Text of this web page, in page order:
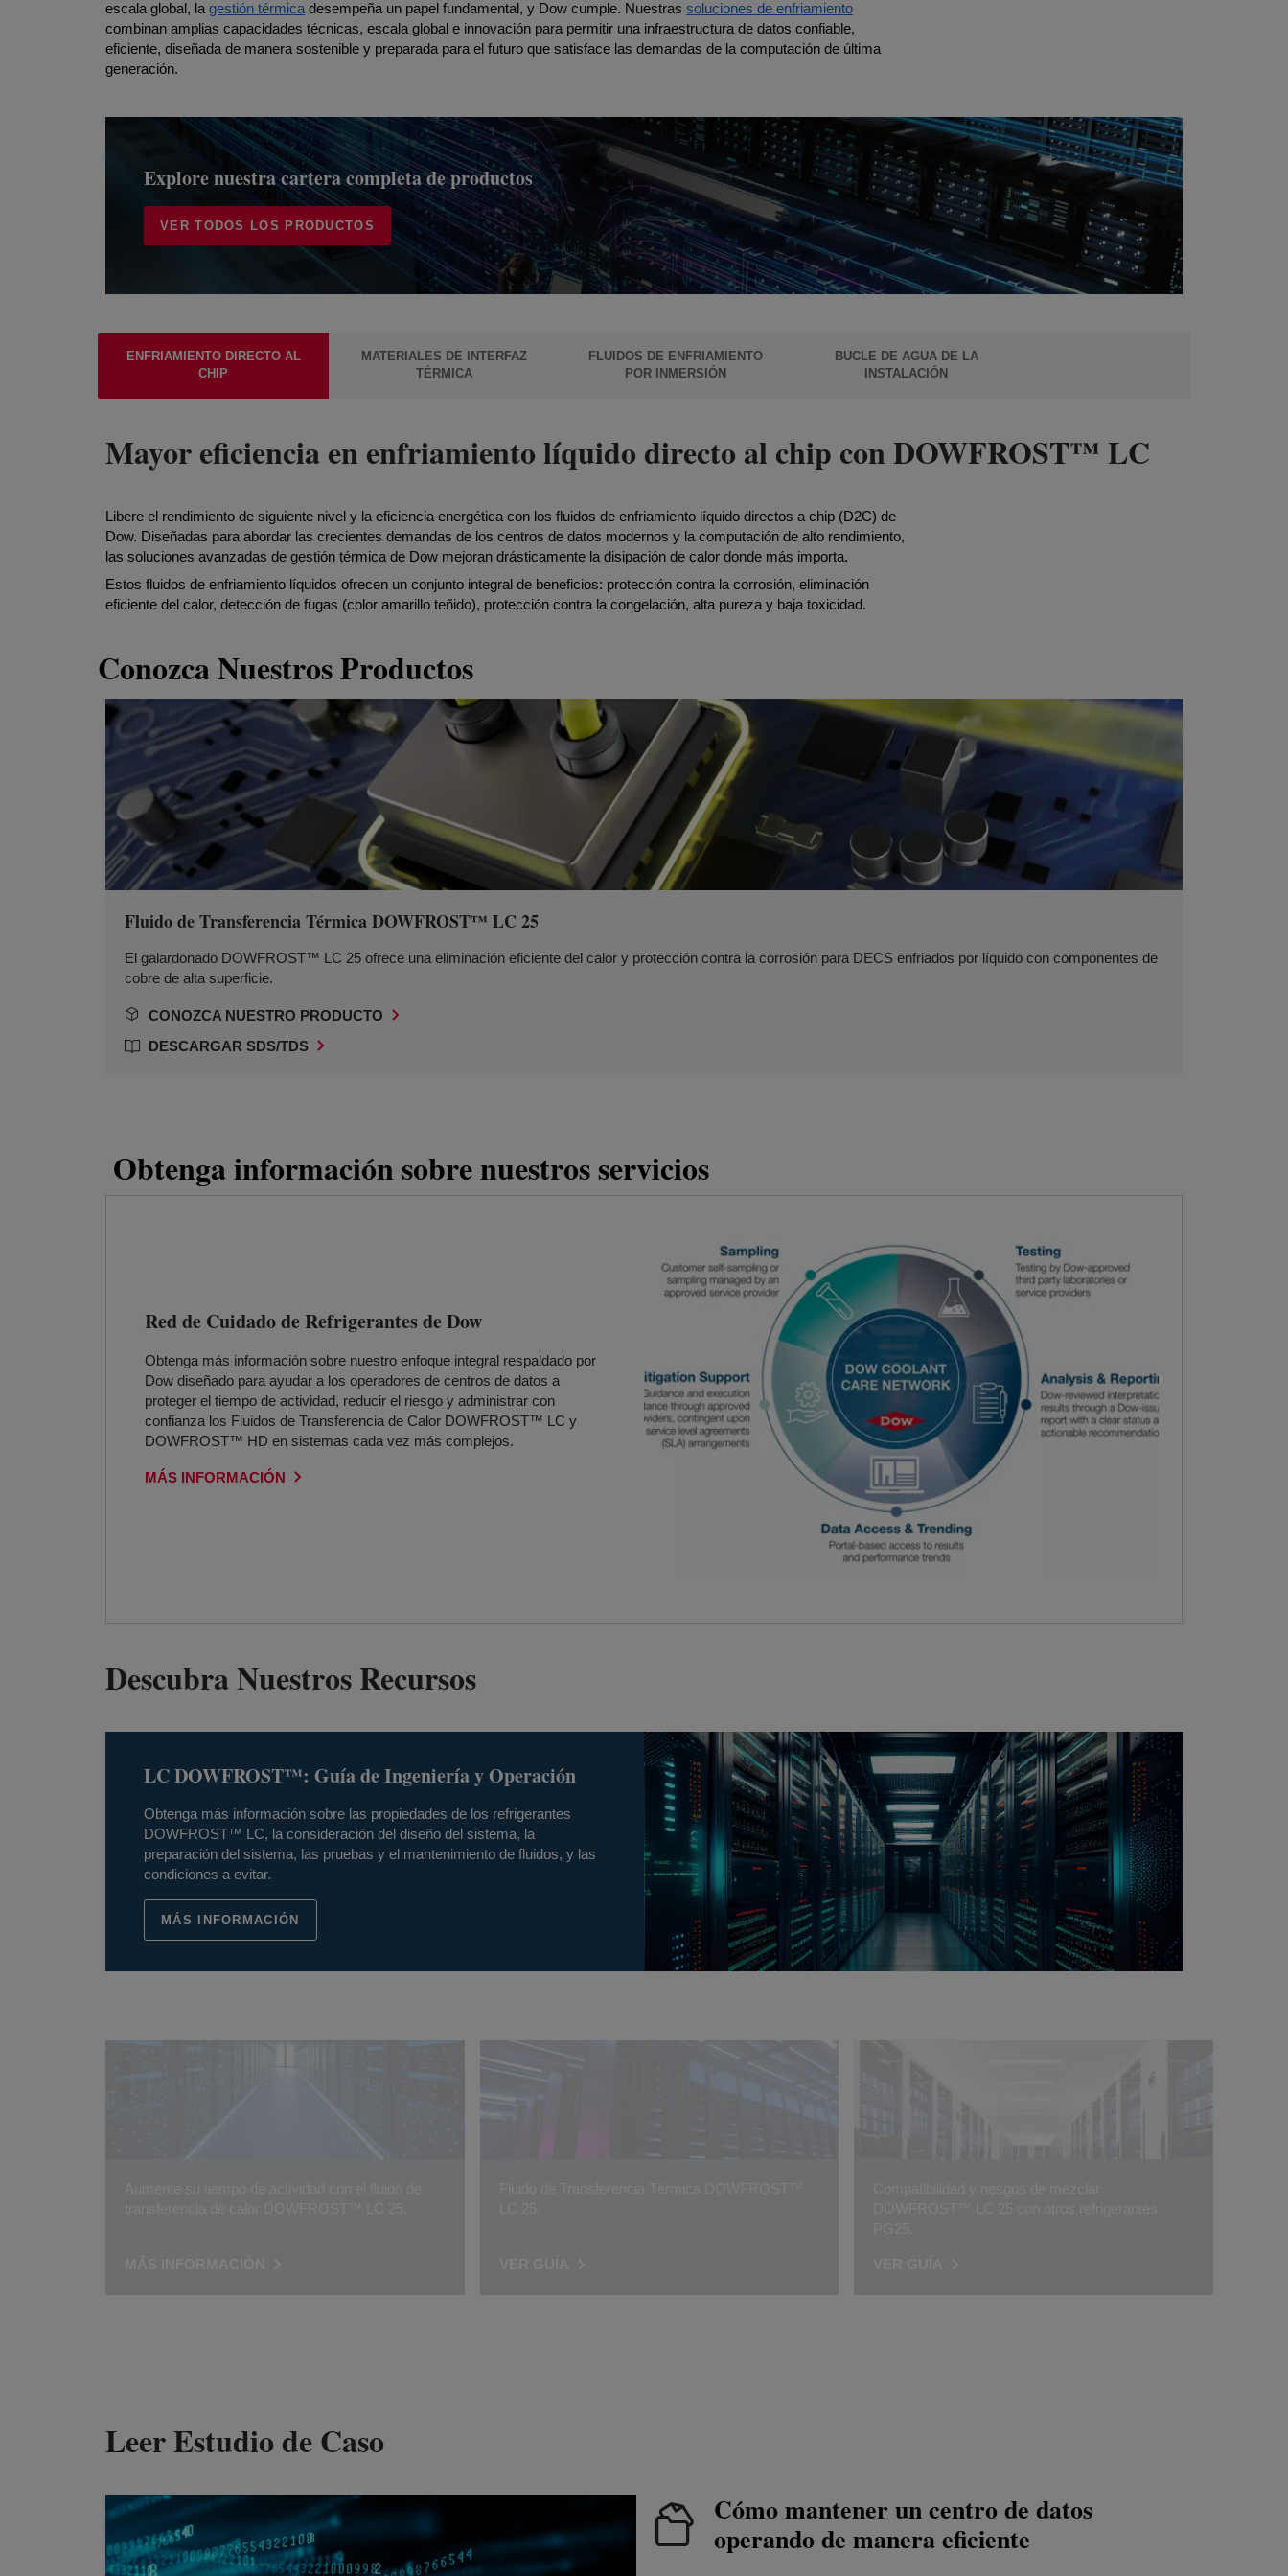
escala global, la gestión térmica desempeña un papel fundamental, y Dow cumple. Nuestras soluciones de enfriamiento
combinan amplias capacidades técnicas, escala global e innovación para permitir una infraestructura de datos confiable,
eficiente, diseñada de manera sostenible y preparada para el futuro que satisface las demandas de la computación de última
generación.
Explore nuestra cartera completa de productos
VER TODOS LOS PRODUCTOS
ENFRIAMIENTO DIRECTO AL
CHIP
MATERIALES DE INTERFAZ
TÉRMICA
FLUIDOS DE ENFRIAMIENTO
POR INMERSIÓN
BUCLE DE AGUA DE LA
INSTALACIÓN
Mayor eficiencia en enfriamiento líquido directo al chip con DOWFROST™ LC
Libere el rendimiento de siguiente nivel y la eficiencia energética con los fluidos de enfriamiento líquido directos a chip (D2C) de
Dow. Diseñadas para abordar las crecientes demandas de los centros de datos modernos y la computación de alto rendimiento,
las soluciones avanzadas de gestión térmica de Dow mejoran drásticamente la disipación de calor donde más importa.
Estos fluidos de enfriamiento líquidos ofrecen un conjunto integral de beneficios: protección contra la corrosión, eliminación
eficiente del calor, detección de fugas (color amarillo teñido), protección contra la congelación, alta pureza y baja toxicidad.
Conozca Nuestros Productos
Fluido de Transferencia Térmica DOWFROST™ LC 25
El galardonado DOWFROST™ LC 25 ofrece una eliminación eficiente del calor y protección contra la corrosión para DECS enfriados por líquido con componentes de
cobre de alta superficie.
CONOZCA NUESTRO PRODUCTO
DESCARGAR SDS/TDS
Obtenga información sobre nuestros servicios
Red de Cuidado de Refrigerantes de Dow
Obtenga más información sobre nuestro enfoque integral respaldado por
Dow diseñado para ayudar a los operadores de centros de datos a
proteger el tiempo de actividad, reducir el riesgo y administrar con
confianza los Fluidos de Transferencia de Calor DOWFROST™ LC y
DOWFROST™ HD en sistemas cada vez más complejos.
MÁS INFORMACIÓN
Descubra Nuestros Recursos
LC DOWFROST™: Guía de Ingeniería y Operación
Obtenga más información sobre las propiedades de los refrigerantes
DOWFROST™ LC, la consideración del diseño del sistema, la
preparación del sistema, las pruebas y el mantenimiento de fluidos, y las
condiciones a evitar.
MÁS INFORMACIÓN
Leer Estudio de Caso
Cómo mantener un centro de datos
operando de manera eficiente